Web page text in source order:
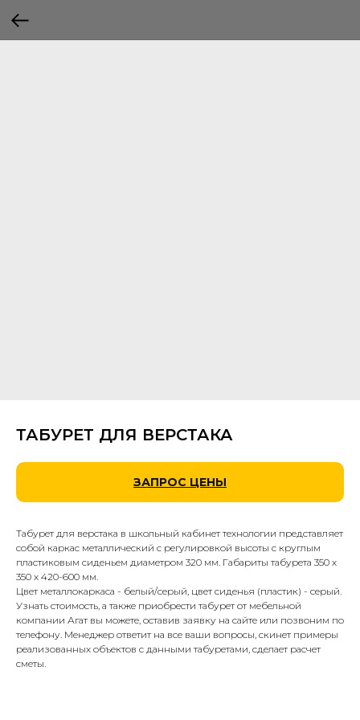
ТАБУРЕТ ДЛЯ ВЕРСТАКА
ЗАПРОС ЦЕНЫ
Табурет для верстака в школьный кабинет технологии представляет
собой каркас металлический с регулировкой высоты с круглым
пластиковым сиденьем диаметром 320 мм. Габариты табурета 350 х
350 х 420-600 мм.
Цвет металлокаркаса - белый/серый, цвет сиденья (пластик) - серый.
Узнать стоимость, а также приобрести табурет от мебельной
компании Агат вы можете, оставив заявку на сайте или позвоним по
телефону. Менеджер ответит на все ваши вопросы, скинет примеры
реализованных объектов с данными табуретами, сделает расчет
сметы.